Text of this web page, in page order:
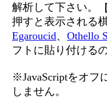
解析して下さい。
押すと表示される
Egaroucid、Othello
フトに貼り付ける
※JavaScriptをオフ
しません。